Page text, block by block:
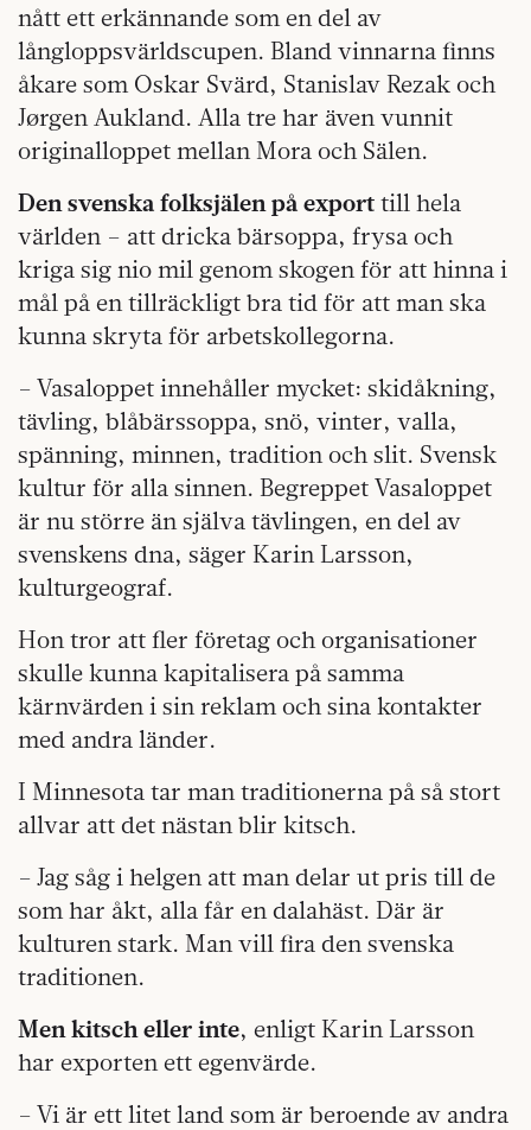
nått ett erkännande som en del av
långloppsvärldscupen. Bland vinnarna finns
åkare som Oskar Svärd, Stanislav Rezak och
Jørgen Aukland. Alla tre har även vunnit
originalloppet mellan Mora och Sälen.
Den svenska folksjälen på export till hela
världen – att dricka bärsoppa, frysa och
kriga sig nio mil genom skogen för att hinna i
mål på en tillräckligt bra tid för att man ska
kunna skryta för arbetskollegorna.
– Vasaloppet innehåller mycket: skidåkning,
tävling, blåbärssoppa, snö, vinter, valla,
spänning, minnen, tradition och slit. Svensk
kultur för alla sinnen. Begreppet Vasaloppet
är nu större än själva tävlingen, en del av
svenskens dna, säger Karin Larsson,
kulturgeograf.
Hon tror att fler företag och organisationer
skulle kunna kapitalisera på samma
kärnvärden i sin reklam och sina kontakter
med andra länder.
I Minnesota tar man traditionerna på så stort
allvar att det nästan blir kitsch.
– Jag såg i helgen att man delar ut pris till de
som har åkt, alla får en dalahäst. Där är
kulturen stark. Man vill fira den svenska
traditionen.
Men kitsch eller inte, enligt Karin Larsson
har exporten ett egenvärde.
– Vi är ett litet land som är beroende av andra